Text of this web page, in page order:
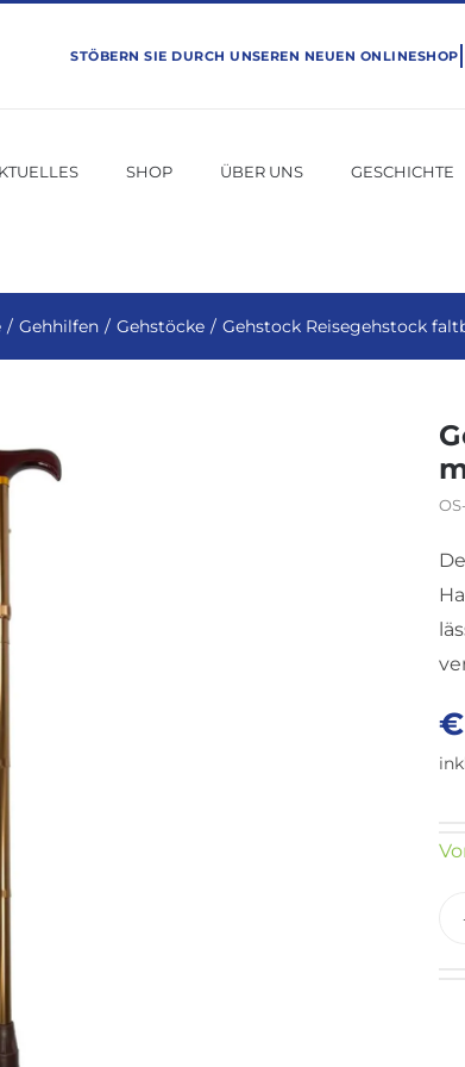
SHOP ÜBER UNS GESCHICHTE
Gehhilfen Gehstöcke Gehstock Reisegehstock
€